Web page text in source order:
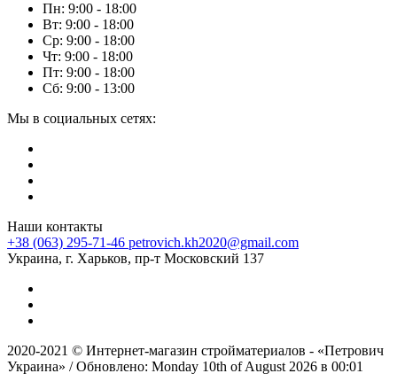
Пн: 9:00 - 18:00
Вт: 9:00 - 18:00
Ср: 9:00 - 18:00
Чт: 9:00 - 18:00
Пт: 9:00 - 18:00
Сб: 9:00 - 13:00
Мы в социальных сетях:
Наши контакты
+38 (063) 295-71-46 petrovich.kh2020@gmail.com
Украина, г. Харьков, пр-т Московский 137
2020-2021 © Интернет-магазин стройматериалов - «Петрович
Украина» / Обновлено: Monday 10th of August 2026 в 00:01